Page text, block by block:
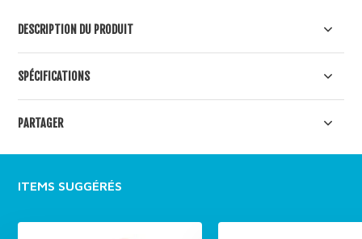
DESCRIPTION DU PRODUIT
SPÉCIFICATIONS
PARTAGER
ITEMS SUGGÉRÉS